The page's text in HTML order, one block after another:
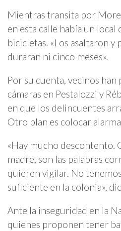
Mientras transita por
en esta calle había un local
bicicletas. «Los asaltaron
duraran ni cinco meses».
Por su cuenta, vecinos
cámaras en Pestalozzi y
en que los delincuentes
Otro plan es colocar
«Hay mucho descontento.
madre, son las palabras
quieren vigilar. No
suficiente en la colonia»,
Ante la inseguridad en la
quienes proponen tener